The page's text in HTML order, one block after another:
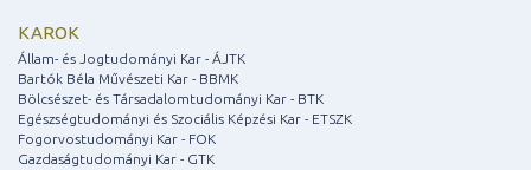
KAROK
Állam- és Jogtudományi Kar - ÁJTK
Bartók Béla Művészeti Kar - BBMK
Bölcsészet- és Társadalomtudományi Kar - BTK
Egészségtudományi és Szociális Képzési Kar - ETSZK
Fogorvostudományi Kar - FOK
Gazdaságtudományi Kar - GTK